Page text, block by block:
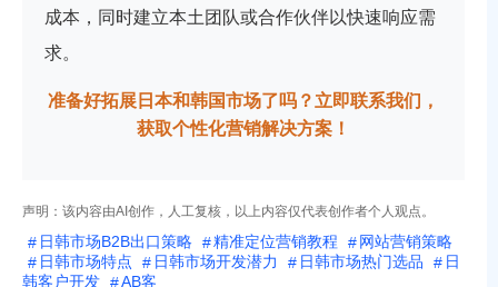
成本，同时建立本土团队或合作伙伴以快速响应需
求。
准备好拓展日本和韩国市场了吗？立即联系我们，
获取个性化营销解决方案！
声明：该内容由AI创作，人工复核，以上内容仅代表创作者个人观点。
日韩市场B2B出口策略 精准定位营销教程
网站营销策略
日韩市场特点
日韩市场开发潜力 日韩市场热门选品
日
韩客户开发
AB客